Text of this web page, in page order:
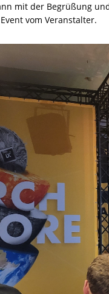
mit der Begrüßung
vom Veranstalter.